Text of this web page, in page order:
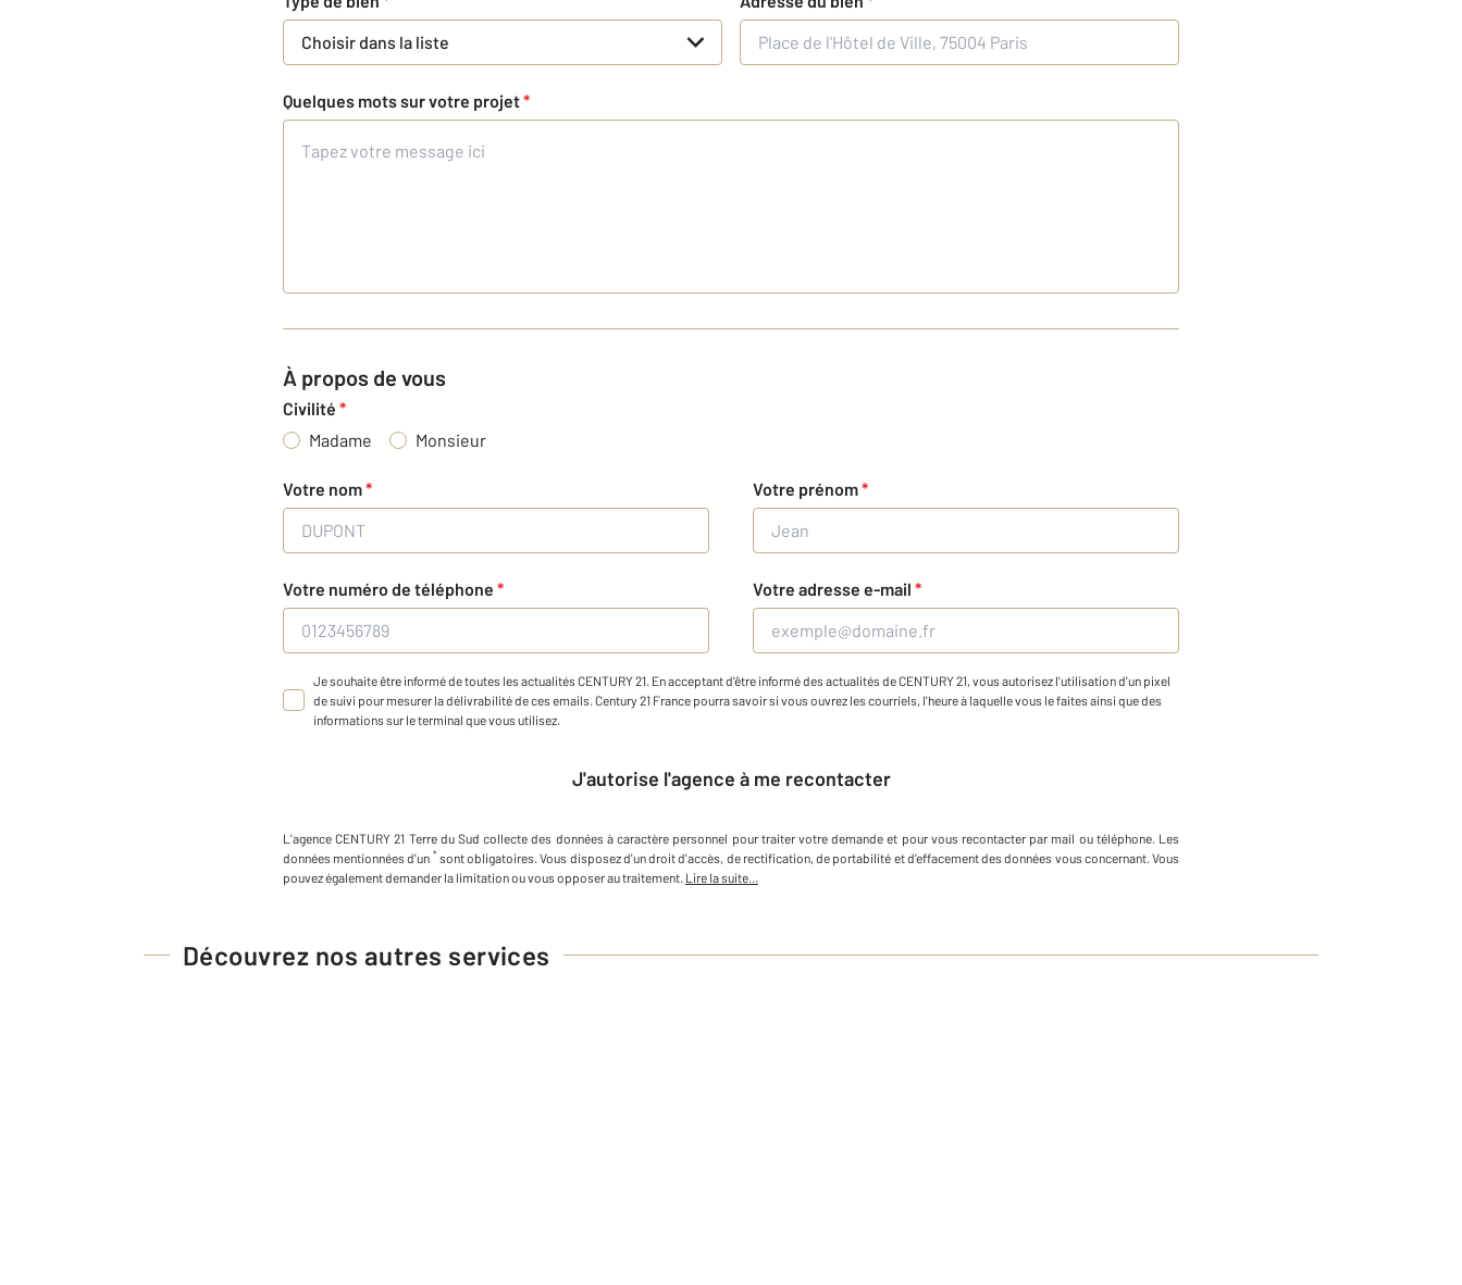
Choisir dans la liste
Quelques mots sur votre projet*
À propos de vous
Civilité *
Madame
Monsieur
Votre nom* Votre prénom*
Votre numéro de téléphone * Votre adresse e-mail *
Je souhaite être informé de toutes les actualités CENTURY 21. En acceptant d'être informé des actualités de CENTURY 21, vous autorisez l'utilisation d'un pixel
de suivi pour mesurer la délivrabilité de ces emails. Century 21 France pourra savoir si vous ouvrez les courriels, l'heure à laquelle vous le faites ainsi que des
informations sur le terminal que vous utilisez.
J'autorise l'agence à me recontacter
L'agence CENTURY 21 Terre du Sud collecte des données à caractère personnel pour traiter votre demande et pour vous recontacter par mail ou téléphone. Les
données mentionnées d'un * sont obligatoires. Vous disposez d'un droit d'accès, de rectification, de portabilité et d'effacement des données vous concernant. Vous
pouvez également demander la limitation ou vous opposer au traitement. Lire la suite...
Découvrez nos autres services